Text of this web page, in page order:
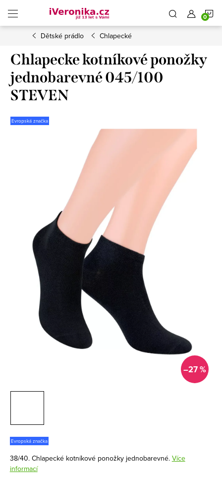
obsah
Dětské prádlo Chlapecké
Chlapecke kotníkové ponožky
jednobarevné 045/100
STEVEN
Evropská značka
–27 %
Evropská značka
38/40. Chlapecké kotníkové ponožky jednobarevné. Více
informací